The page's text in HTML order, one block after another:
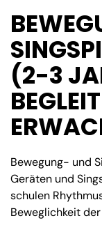
(2-3
Bewegung- und
Geräten und
schulen
Beweglichkeit